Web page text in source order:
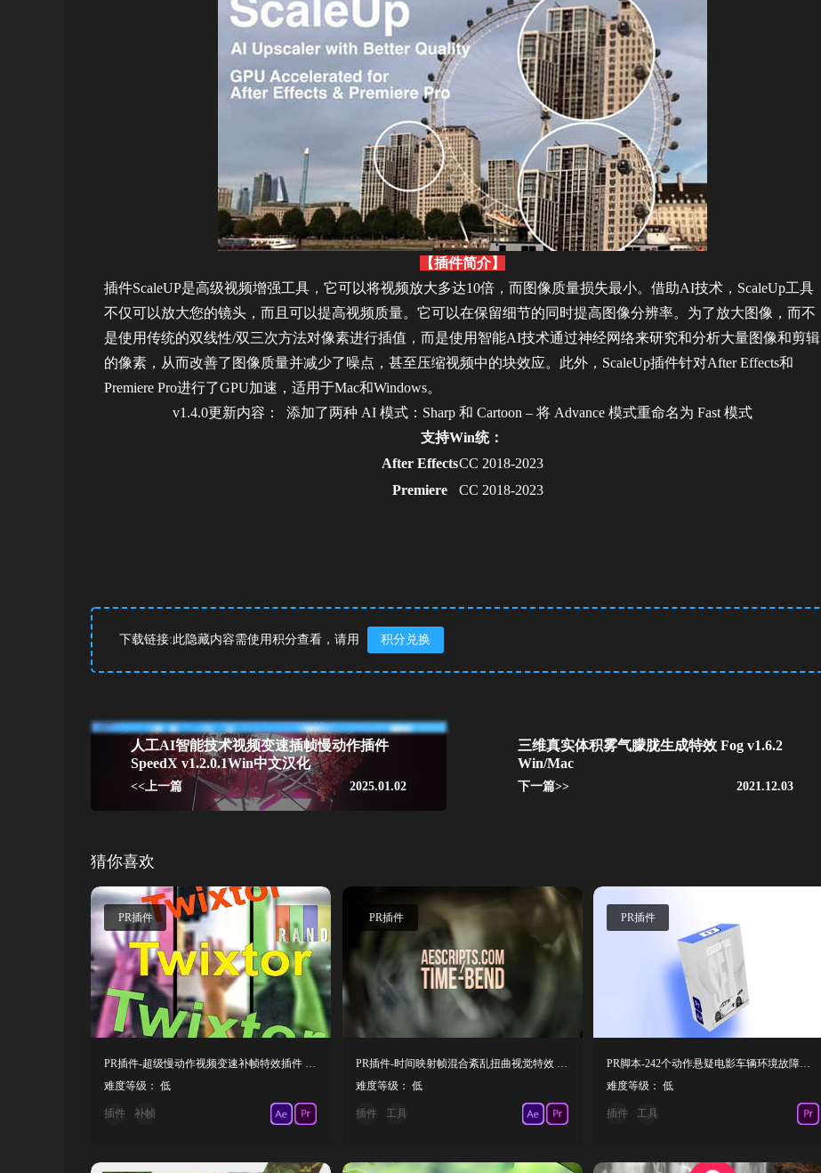
【插件简介】
插件ScaleUP是高级视频增强工具，它可以将视频放大多达10倍，而图像质量损失最小。借助AI技术，ScaleUp工具
不仅可以放大您的镜头，而且可以提高视频质量。它可以在保留细节的同时提高图像分辨率。为了放大图像，而不
是使用传统的双线性/双三次方法对像素进行插值，而是使用智能AI技术通过神经网络来研究和分析大量图像和剪辑
的像素，从而改善了图像质量并减少了噪点，甚至压缩视频中的块效应。此外，ScaleUp插件针对After Effects和
Premiere Pro进行了GPU加速，适用于Mac和Windows。
v1.4.0更新内容： 添加了两种 AI 模式：Sharp 和 Cartoon – 将 Advance 模式重命名为 Fast 模式
支持Win统：
After EffectsCC 2018-2023
Premiere
CC 2018-2023
下载链接:此隐藏内容需使用积分查看，请用 积分兑换
人工AI智能技术视频变速插帧慢动作插件
SpeedX v1.2.0.1Win中文汉化
2025.01.02
<<上一篇
三维真实体积雾气朦胧生成特效 Fog v1.6.2
Win/Mac
2021.12.03
下一篇>>
猜你喜欢
PR插件
PR插件-超级慢动作视频变速补帧特效插件 Twixtor Pro 8.1.1 Win
难度等级： 低
插件 补帧
PR插件
PR插件-时间映射帧混合紊乱扭曲视觉特效 Time Bend V1.0.1 mac
难度等级： 低
插件 工具
PR插件
PR脚本-242个动作悬疑电影车辆环境故障旋风命中碰撞常用基本音效
难度等级： 低
插件 工具